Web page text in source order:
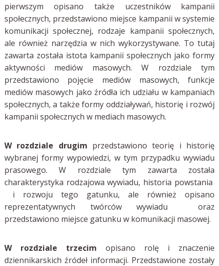
pierwszym opisano także uczestników kampanii
społecznych, przedstawiono miejsce kampanii w systemie
komunikacji społecznej, rodzaje kampanii społecznych,
ale również narzędzia w nich wykorzystywane. To tutaj
zawarta została istota kampanii społecznych jako formy
aktywności mediów masowych.
W rozdziale tym
przedstawiono
pojęcie mediów masowych, funkcje
mediów masowych jako źródła ich udziału w kampaniach
społecznych, a także formy oddziaływań, historię i rozwój
kampanii społecznych w mediach masowych.
W rozdziale drugim przedstawiono teorię i historię
wybranej formy wypowiedzi, w tym przypadku wywiadu
prasowego. W rozdziale tym zawarta została
charakterystyka rodzajowa wywiadu, historia powstania
i rozwoju tego gatunku, ale również opisano
reprezentatywnych twórców wywiadu oraz
przedstawiono miejsce gatunku w komunikacji masowej.
W rozdziale trzecim opisano rolę i znaczenie
dziennikarskich źródeł informacji. Przedstawione zostały